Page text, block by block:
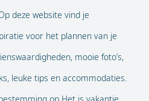
deze website vind je
voor het plannen van je
mooie foto’s,
leuke tips en accommodaties.